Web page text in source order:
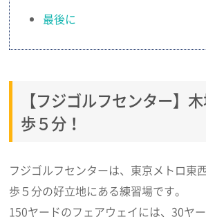
最後に
【フジゴルフセンター】
歩５分！
フジゴルフセンターは、東京メトロ東
歩５分の好立地にある練習場です。
150ヤードのフェアウェイには、30ヤ